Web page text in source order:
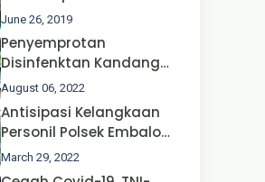
Perhubungan
Jongkong
June 26, 2019
Penyemprotan
Disinfenktan Kandang
Ternak Kambing warga
Oleh Satgas Ops Aman
Nusa II Polda Kalbar*
August 06, 2022
Antisipasi Kelangkaan
Personil Polsek Embaloh
Hulu Gencar Lakukan
Pengecekan Oksigen
March 29, 2022